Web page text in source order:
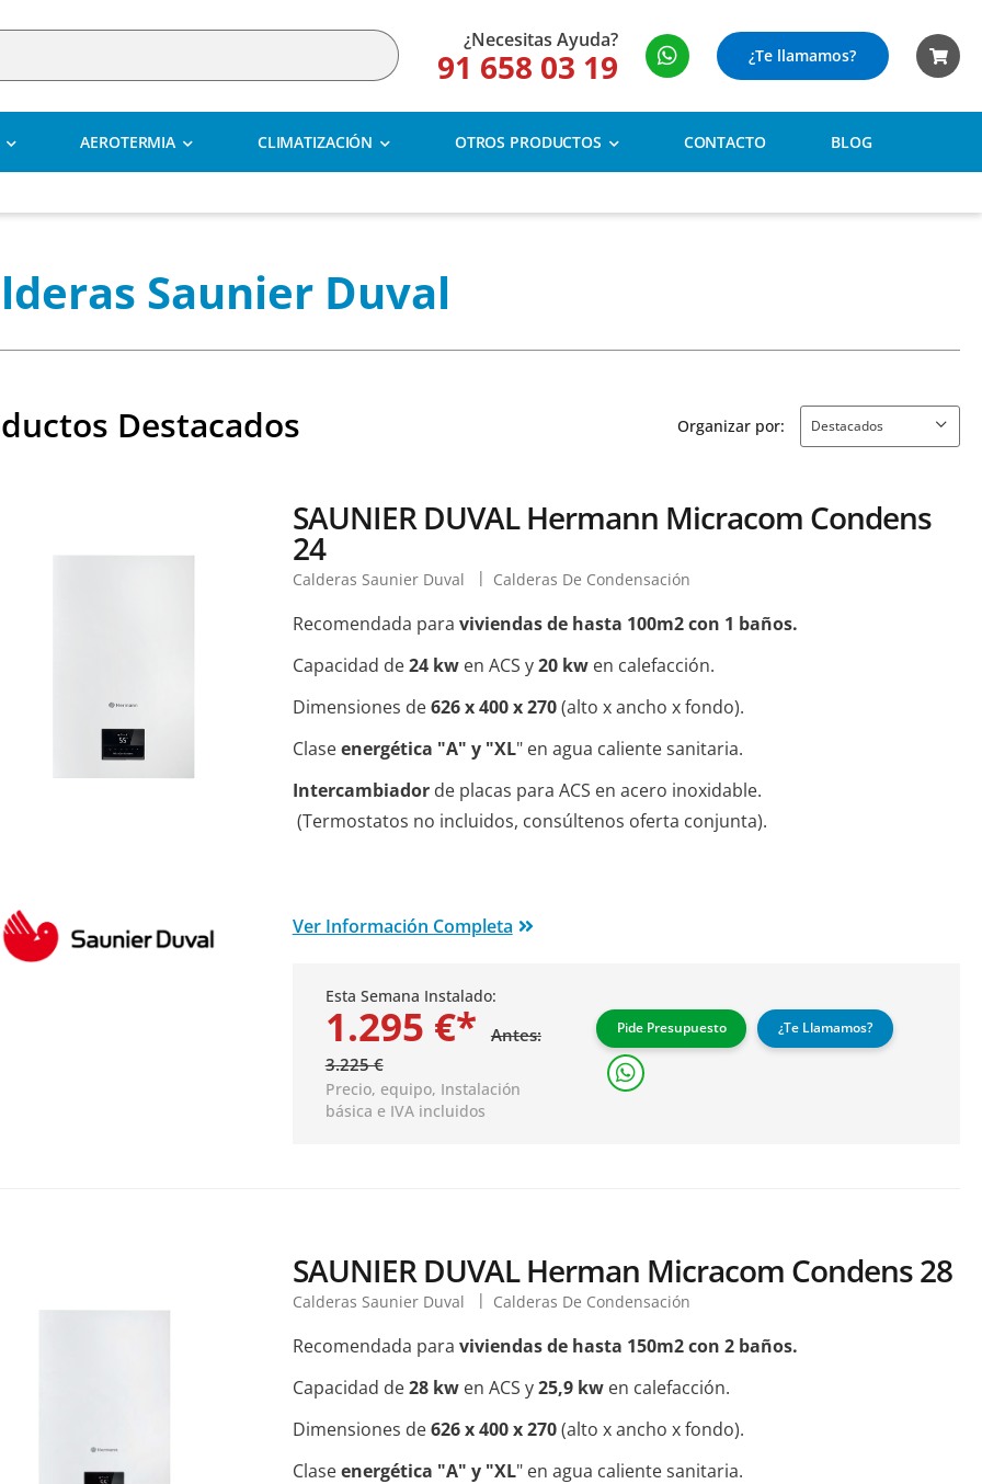
¿Necesitas Ayuda?
91 658 03 19 ¿Te llamamos?
AEROTERMIA CLIMATIZACIÓN OTROS PRODUCTOS CONTACTO BLOG
Saunier Duval
Destacados Organizar por:
SAUNIER DUVAL Hermann Micracom Condens
24
Calderas Saunier Duval Calderas De Condensación
Recomendada para viviendas de hasta 100m2 con 1 baños.
Capacidad de24 kwen ACS y20 kw en calefacción.
Dimensiones de626 x 400 x 270(alto x ancho x fondo).
Claseenergética "A" y "XL" en agua caliente sanitaria.
Intercambiadorde placas para ACS en acero inoxidable.
(Termostatos no incluidos, consúltenos oferta conjunta).
Ver Información Completa
Esta Semana Instalado:
1.295 €*
Antes:
3.225 €
Precio, equipo, Instalación
básica e IVA incluidos
Pide Presupuesto ¿Te Llamamos?
SAUNIER DUVAL Herman Micracom Condens 28
Calderas Saunier Duval Calderas De Condensación
Recomendada para viviendas de hasta 150m2 con 2 baños.
Capacidad de28 kwen ACS y25,9 kw en calefacción.
Dimensiones de626 x 400 x 270(alto x ancho x fondo).
Claseenergética "A" y "XL" en agua caliente sanitaria.